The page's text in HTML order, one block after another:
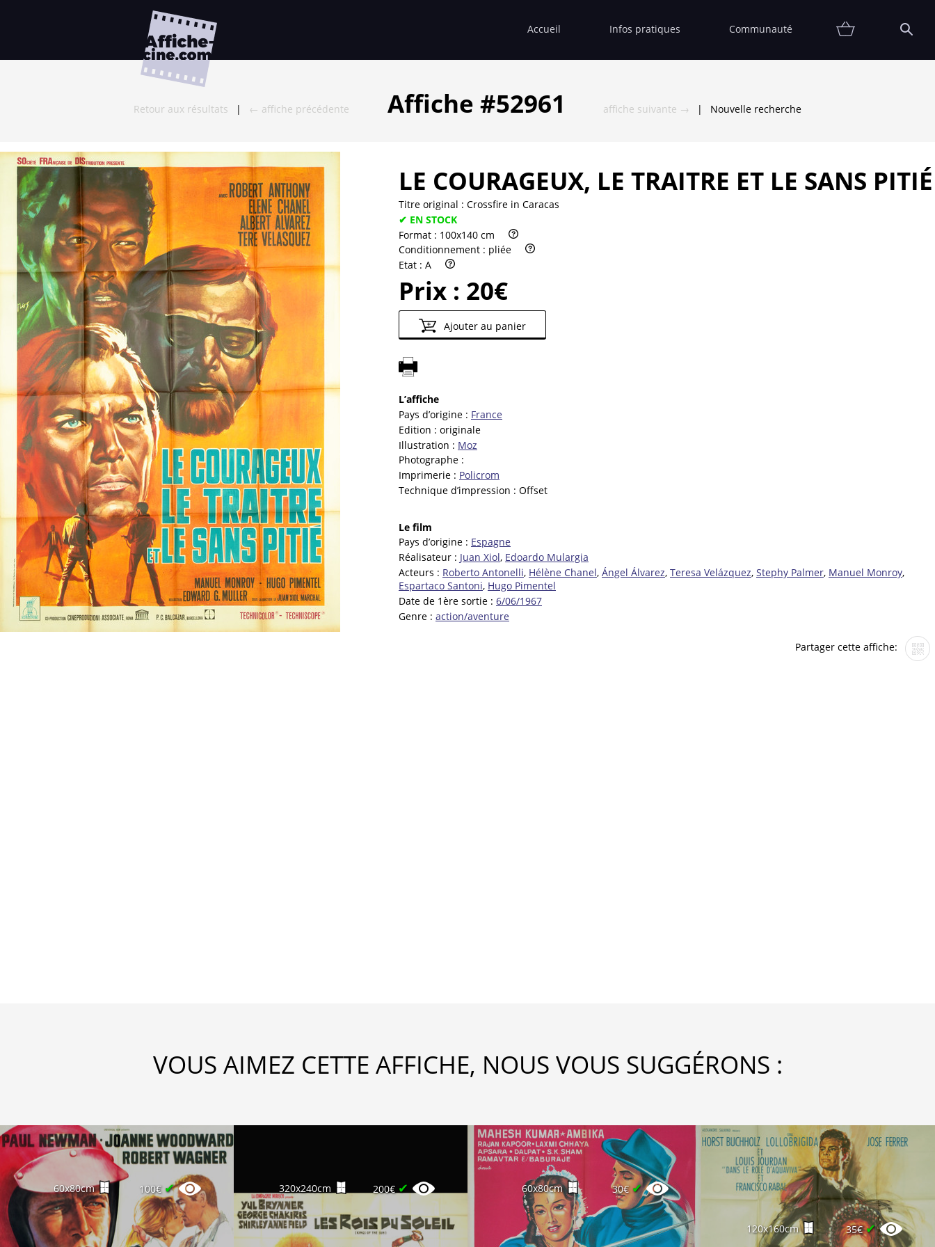
Accueil Infos pratiques
Affiche
Etat
Promotions
Contact
FAQ
Communauté
Collectionneur
Vendu
Thématiques
Partenaires
Vendre
Retour aux résultats | ← affiche précédente Affiche #52961 affiche suivante → | Nouvelle recherche
LE COURAGEUX, LE TRAITRE ET LE SANS PITIÉ
Titre original : Crossfire in Caracas
✔ EN STOCK
Format : 100x140 cm
Conditionnement : pliée
Etat : A
Prix : 20€
Ajouter au panier
L’affiche
Pays d’origine : France
Edition : originale
Illustration : Moz
Photographe :
Imprimerie : Policrom
Technique d’impression : Offset
Le film
Pays d’origine : Espagne
Réalisateur : Juan Xiol, Edoardo Mulargia
Acteurs : Roberto Antonelli, Hélène Chanel, Ángel Álvarez, Teresa Velázquez, Stephy Palmer, Manuel Monroy,
Espartaco Santoni, Hugo Pimentel
Date de 1ère sortie : 6/06/1967
Genre : action/aventure
Partager cette affiche:
VOUS AIMEZ CETTE AFFICHE, NOUS VOUS SUGGÉRONS :
60x80cm 100€ ✔ 320x240cm 200€ ✔ 60x80cm 30€✔
120x160cm 35€✔